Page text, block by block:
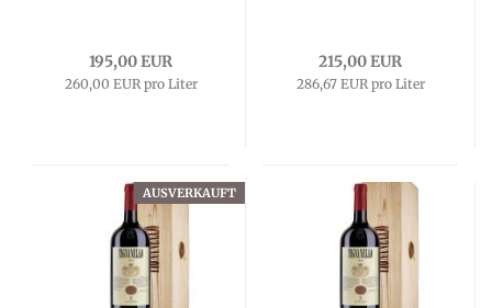
195,00 EUR
260,00 EUR pro Liter
215,00 EUR
286,67 EUR pro Liter
AUSVERKAUFT